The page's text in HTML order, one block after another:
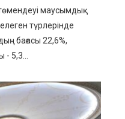
маусымдық
түрлерінде
бағасы 22,6%,
- 5,3...